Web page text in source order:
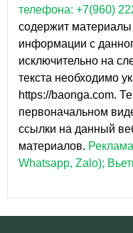
телефона: +7(960)
содержит
информации с
исключительно на
текста необходимо
https://baonga.com.
первоначальном
ссылки на данный
материалов.
Whatsapp, Zalo);